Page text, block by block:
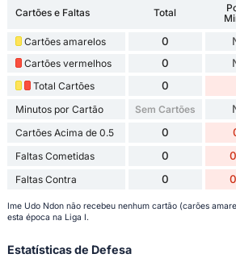
Cartões e Faltas Total
Cartões amarelos 0
Cartões vermelhos 0
Total Cartões 0
Minutos por Cartão Sem Cartões
Cartões Acima de 0.5 0
Faltas Cometidas 0
Faltas Contra 0
Ime Udo Ndon não recebeu nenhum cartão (carões
esta época na Liga I.
Estatísticas de Defesa